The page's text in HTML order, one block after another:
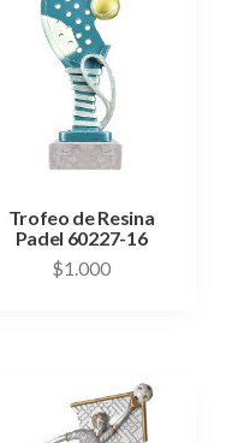
Trofeo de Resina
Padel 60227-16
$1.000